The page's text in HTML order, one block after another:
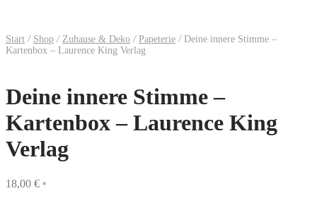
Start / Shop / Zuhause & Deko / Papeterie /Deine innere Stimme –
Kartenbox – Laurence King Verlag
Deine innere Stimme –
Kartenbox – Laurence King
Verlag
18,00 € *